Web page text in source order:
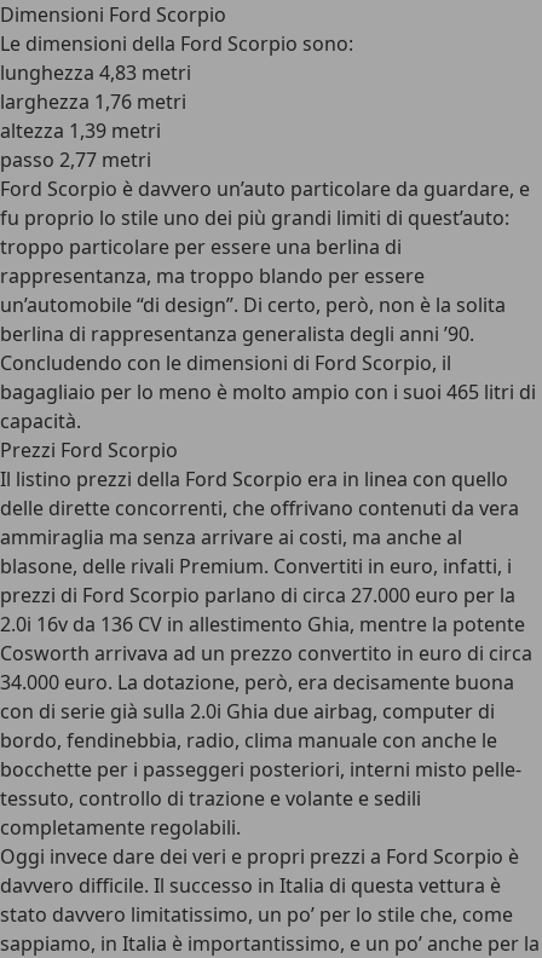
Dimensioni Ford Scorpio
Le dimensioni della Ford Scorpio sono:
lunghezza 4,83 metri
larghezza 1,76 metri
altezza 1,39 metri
passo 2,77 metri
Ford Scorpio è davvero un’auto particolare da guardare, e
fu proprio lo stile uno dei più grandi limiti di quest’auto:
troppo particolare per essere una berlina di
rappresentanza, ma troppo blando per essere
un’automobile “di design”. Di certo, però, non è la solita
berlina di rappresentanza generalista degli anni ’90.
Concludendo con le dimensioni di Ford Scorpio, il
bagagliaio per lo meno è molto ampio con i suoi 465 litri di
capacità.
Prezzi Ford Scorpio
Il listino prezzi della Ford Scorpio era in linea con quello
delle dirette concorrenti, che offrivano contenuti da vera
ammiraglia ma senza arrivare ai costi, ma anche al
blasone, delle rivali Premium. Convertiti in euro, infatti, i
prezzi di Ford Scorpio parlano di circa 27.000 euro per la
2.0i 16v da 136 CV in allestimento Ghia, mentre la potente
Cosworth arrivava ad un prezzo convertito in euro di circa
34.000 euro. La dotazione, però, era decisamente buona
con di serie già sulla 2.0i Ghia due airbag, computer di
bordo, fendinebbia, radio, clima manuale con anche le
bocchette per i passeggeri posteriori, interni misto pelle-
tessuto, controllo di trazione e volante e sedili
completamente regolabili.
Oggi invece dare dei veri e propri prezzi a Ford Scorpio è
davvero difficile. Il successo in Italia di questa vettura è
stato davvero limitatissimo, un po’ per lo stile che, come
sappiamo, in Italia è importantissimo, e un po’ anche per la